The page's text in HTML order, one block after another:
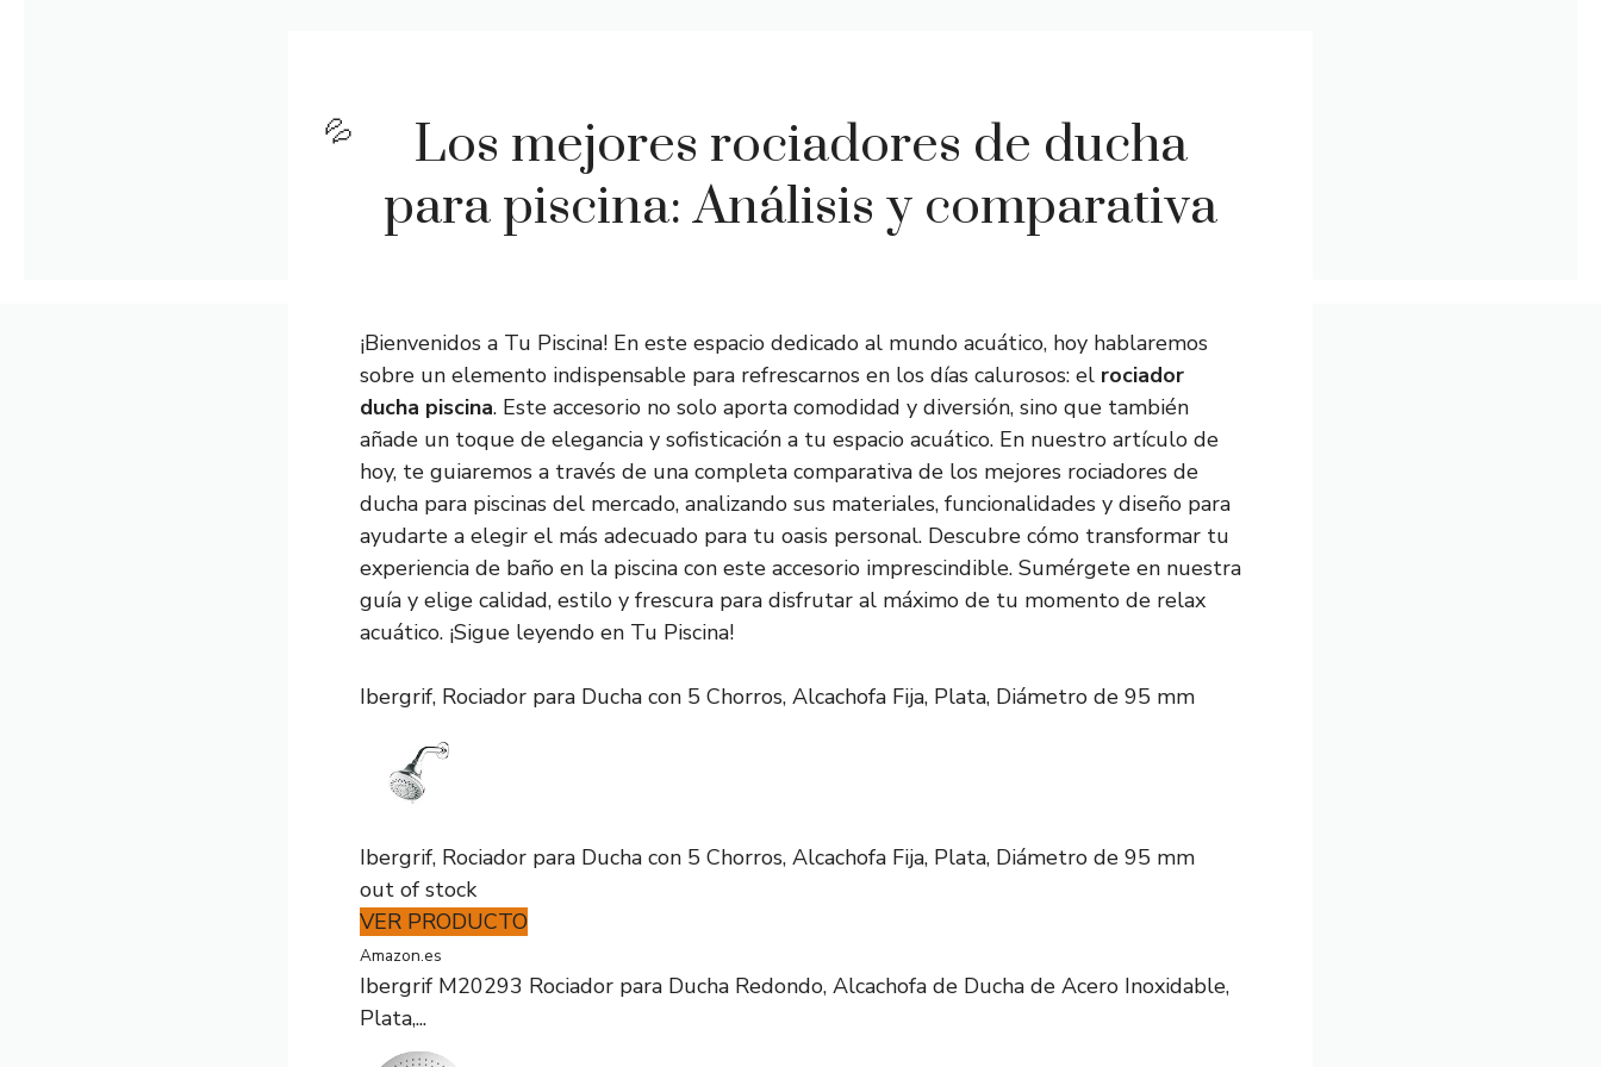
Los mejores rociadores de ducha
para piscina: Análisis y comparativa
¡Bienvenidos a Tu Piscina! En este espacio dedicado al mundo acuático, hoy hablaremos
sobre un elemento indispensable para refrescarnos en los días calurosos: el rociador
ducha piscina. Este accesorio no solo aporta comodidad y diversión, sino que también
añade un toque de elegancia y sofisticación a tu espacio acuático. En nuestro artículo de
hoy, te guiaremos a través de una completa comparativa de los mejores rociadores de
ducha para piscinas del mercado, analizando sus materiales, funcionalidades y diseño para
ayudarte a elegir el más adecuado para tu oasis personal. Descubre cómo transformar tu
experiencia de baño en la piscina con este accesorio imprescindible. Sumérgete en nuestra
guía y elige calidad, estilo y frescura para disfrutar al máximo de tu momento de relax
acuático. ¡Sigue leyendo en Tu Piscina!
Ibergrif, Rociador para Ducha con 5 Chorros, Alcachofa Fija, Plata, Diámetro de 95 mm
Ibergrif, Rociador para Ducha con 5 Chorros, Alcachofa Fija, Plata, Diámetro de 95 mm
out of stock
VER PRODUCTO
Amazon.es
Ibergrif M20293 Rociador para Ducha Redondo, Alcachofa de Ducha de Acero Inoxidable,
Plata,...